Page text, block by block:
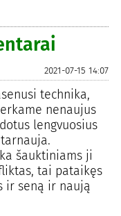
2021-07-15 14:07
technika,
nenaujus
lengvuosius
šauktiniams ji
tai pataikęs
ir seną ir naują